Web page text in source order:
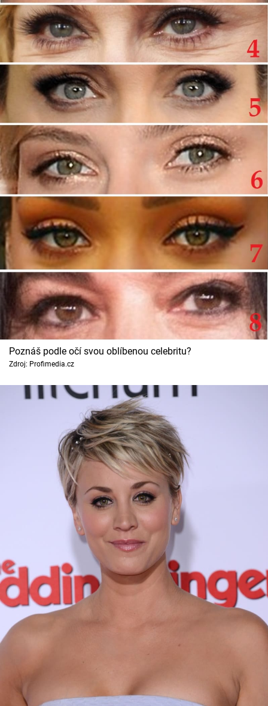
Sledujte prima+
Filmový festival Karlovy Vary
Pořady
Mámy sobě
Přihlášení
Sledujte nás
Poznáš podle očí svou oblíbenou celebritu?
Zdroj: Profimedia.cz